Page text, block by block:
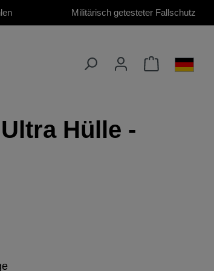
Militärisch getesteter Fallschutz
Hülle -